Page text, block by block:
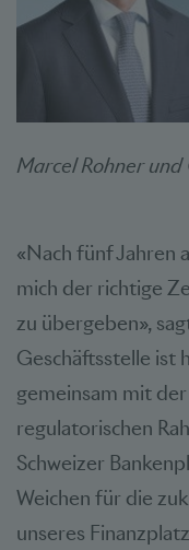
Marcel Rohner
«Nach fünf Jahren
mich der richtige
zu übergeben»,
Geschäftsstelle ist
gemeinsam mit
regulatorischen
Schweizer
Weichen für die
unseres